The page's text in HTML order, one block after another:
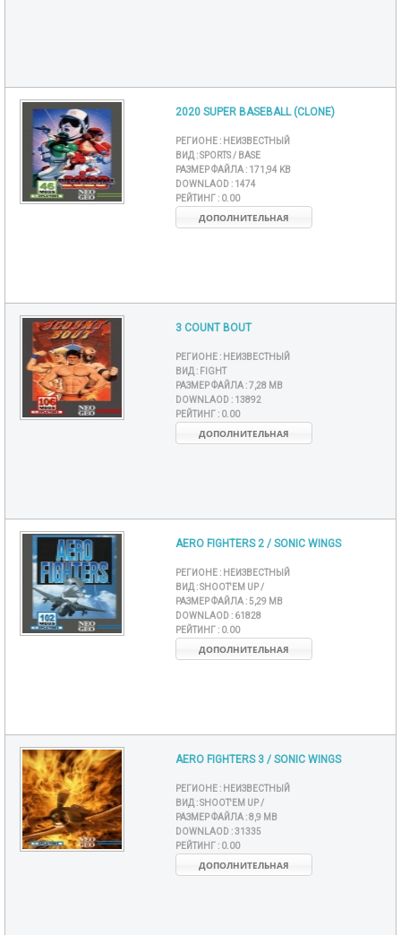
2020 SUPER BASEBALL (CLONE)
РЕГИОНЕ : НЕИЗВЕСТНЫЙ
ВИД :SPORTS / BASE
РАЗМЕР ФАЙЛА : 171,94 KB
DOWNLAOD : 1474
РЕЙТИНГ : 0.00
ДОПОЛНИТЕЛЬНАЯ
3 COUNT BOUT
РЕГИОНЕ : НЕИЗВЕСТНЫЙ
ВИД : FIGHT
РАЗМЕР ФАЙЛА :7,28 MB
DOWNLAOD : 13892
РЕЙТИНГ : 0.00
ДОПОЛНИТЕЛЬНАЯ
AERO FIGHTERS 2 / SONIC WINGS
РЕГИОНЕ : НЕИЗВЕСТНЫЙ
ВИД :SHOOT'EM UP /
РАЗМЕР ФАЙЛА :5,29 MB
DOWNLAOD : 61828
РЕЙТИНГ : 0.00
ДОПОЛНИТЕЛЬНАЯ
AERO FIGHTERS 3 / SONIC WINGS
РЕГИОНЕ : НЕИЗВЕСТНЫЙ
ВИД :SHOOT'EM UP /
РАЗМЕР ФАЙЛА :8,9 MB
DOWNLAOD :31335
РЕЙТИНГ : 0.00
ДОПОЛНИТЕЛЬНАЯ